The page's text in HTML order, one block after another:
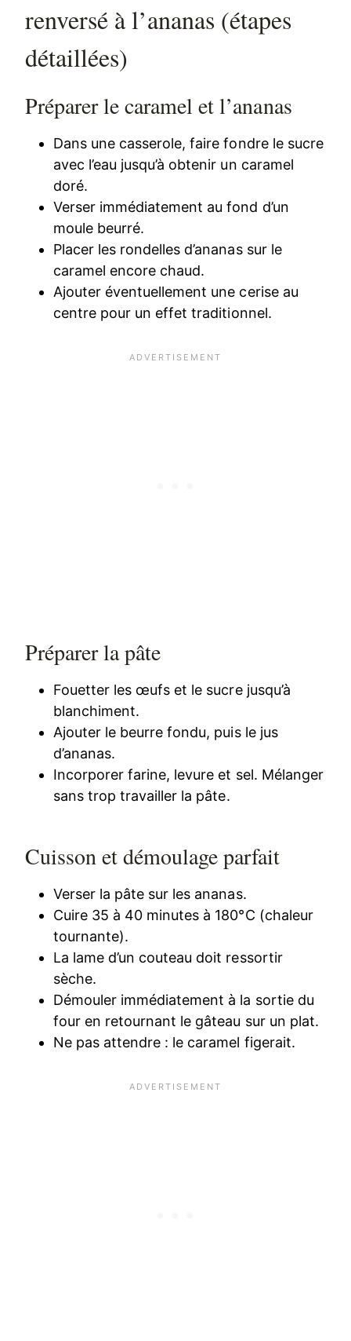
renversé à l’ananas (étapes
détaillées)
Préparer le caramel et l’ananas
Dans une casserole, faire fondre le sucre
avec l’eau jusqu’à obtenir un caramel
doré.
Verser immédiatement au fond d’un
moule beurré.
Placer les rondelles d’ananas sur le
caramel encore chaud.
Ajouter éventuellement une cerise au
centre pour un effet traditionnel.
Préparer la pâte
Fouetter les œufs et le sucre jusqu’à
blanchiment.
Ajouter le beurre fondu, puis le jus
d’ananas.
Incorporer farine, levure et sel. Mélanger
sans trop travailler la pâte.
Cuisson et démoulage parfait
Verser la pâte sur les ananas.
Cuire 35 à 40 minutes à 180°C (chaleur
tournante).
La lame d’un couteau doit ressortir
sèche.
Démouler immédiatement à la sortie du
four en retournant le gâteau sur un plat.
Ne pas attendre : le caramel figerait.